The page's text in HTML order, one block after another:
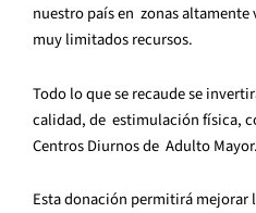
nuestro país en zonas
muy limitados recursos.
Todo lo que se recaude se
calidad, de estimulación física,
Centros Diurnos de Adulto Mayor.
Esta donación permitirá mejorar